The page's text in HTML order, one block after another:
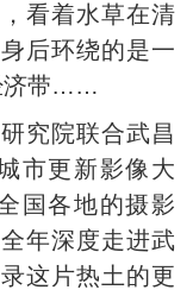
看着水草在清
后环绕的是一
济带……
究院联合武昌
市更新影像大
国各地的摄影
年深度走进武
这片热土的更